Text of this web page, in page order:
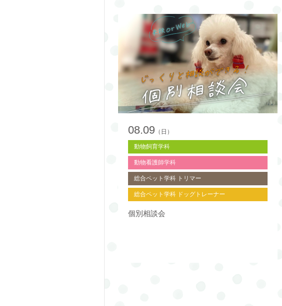
08.09 （日）
動物飼育学科
動物看護師学科
総合ペット学科 トリマー
総合ペット学科 ドッグトレーナー
個別相談会